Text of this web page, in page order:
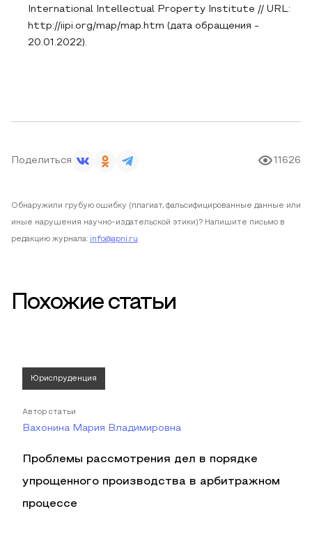
International Intellectual Property Institute // URL:
http://iipi.org/map/map.htm (дата обращения -
20.01.2022).
Поделиться 11626
Обнаружили грубую ошибку (плагиат, фальсифицированные данные или
иные нарушения научно-издательской этики)? Напишите письмо в
редакцию журнала: info@apni.ru
Похожие статьи
Юриспруденция
Автор статьи
Вахонина Мария Владимировна
Проблемы рассмотрения дел в порядке
упрощенного производства в арбитражном
процессе